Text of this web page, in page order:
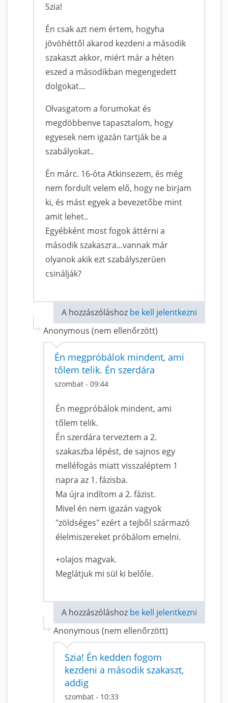
Szia!
Én csak azt nem értem, hogyha
jövöhéttől akarod kezdeni a második
szakaszt akkor, miért már a héten
eszed a másodikban megengedett
dolgokat...
Olvasgatom a forumokat és
megdöbbenve tapasztalom, hogy
egyesek nem igazán tartják be a
szabályokat..
Én márc. 16-óta Atkinsezem, és még
nem fordult velem elő, hogy ne birjam
ki, és mást egyek a bevezetőbe mint
amit lehet..
Egyébként most fogok áttérni a
második szakaszra...vannak már
olyanok akik ezt szabályszerüen
csinálják?
A hozzászóláshoz be kell jelentkezni
Anonymous (nem ellenőrzött)
Én megpróbálok mindent, ami
tőlem telik. Én szerdára
szombat - 09:44
Én megpróbálok mindent, ami
tőlem telik.
Én szerdára terveztem a 2.
szakaszba lépést, de sajnos egy
melléfogás miatt visszaléptem 1
napra az 1. fázisba.
Ma újra indítom a 2. fázist.
Mivel én nem igazán vagyok
"zöldséges" ezért a tejből származó
élelmiszereket próbálom emelni.
+olajos magvak.
Meglátjuk mi sül ki belőle.
A hozzászóláshoz be kell jelentkezni
Anonymous (nem ellenőrzött)
Szia! Én kedden fogom
kezdeni a második szakaszt,
addig
szombat - 10:33